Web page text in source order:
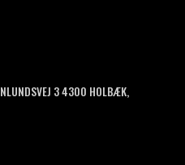
3 4300 HOLBÆK,